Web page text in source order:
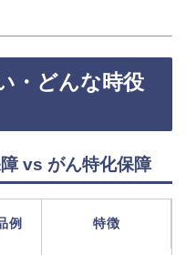
・どんな時役
vs がん特化保障
例 特徴